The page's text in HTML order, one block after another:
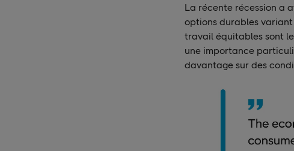
La récente récession a
options durables
travail équitables sont
une importance
davantage sur des